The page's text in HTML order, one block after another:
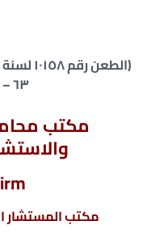
٦٣ – ق ١١ – ص ٨٠﴾
مكتب
مكتب المستشار